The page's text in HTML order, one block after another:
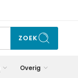
ZOEK
Overig